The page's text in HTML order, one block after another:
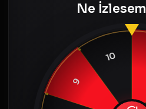
Ne İzlesem
9
10